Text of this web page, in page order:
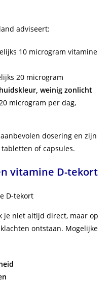
adviseert:
10 microgram vitamine
20 microgram
weinig zonlicht
microgram per dag,
dosering en zijn
of capsules.
vitamine D-tekort
je niet altijd direct, maar op
ontstaan. Mogelijke